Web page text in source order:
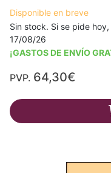
Disponible en breve
Sin stock. Si se pide
17/08/26
¡GASTOS DE ENVÍO
PVP. 64,30€